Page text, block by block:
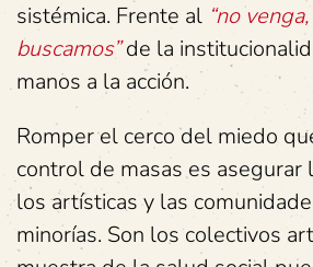
sistémica. Frente al “no
buscamos”de la
manos a la acción.
Romper el cerco del miedo
control de masas es asegurar
los artísticas y las
minorías. Son los colectivos